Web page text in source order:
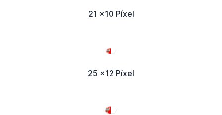
21 x10 Píxel
25 x12 Píxel